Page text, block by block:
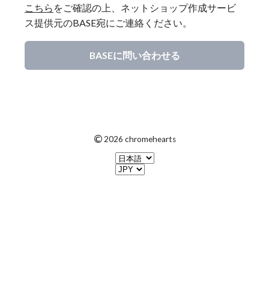
こちら をご確認の上、ネットショップ作成サービ
ス提供元のBASE宛にご連絡ください。
BASEに問い合わせる
© 2026 chromehearts